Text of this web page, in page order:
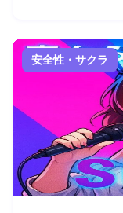
安全性・サクラ